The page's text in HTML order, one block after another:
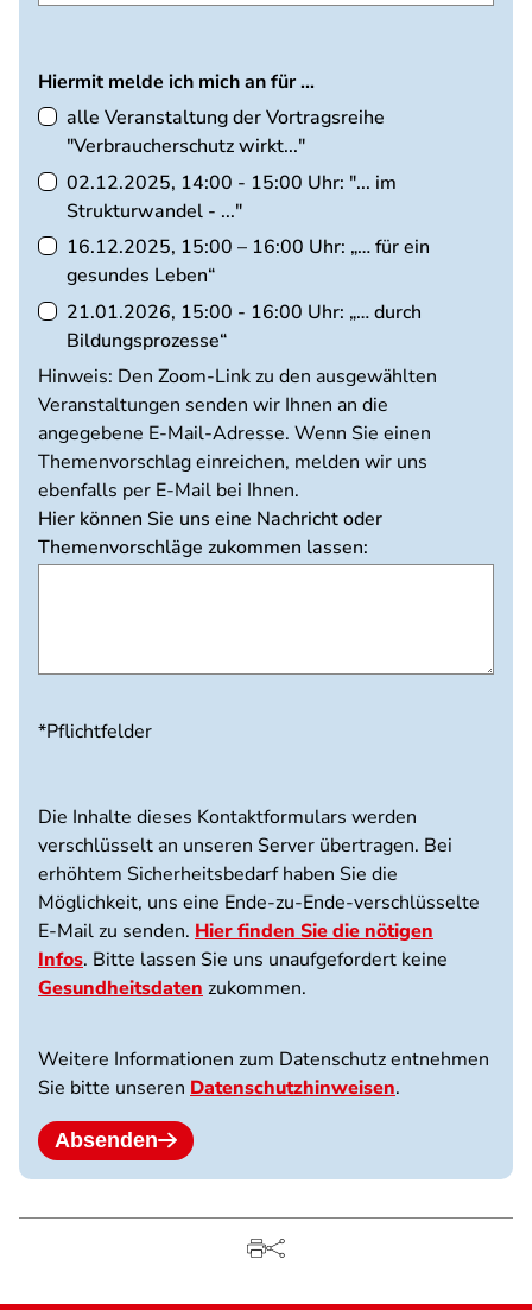
Hiermit melde ich mich an für ...
alle Veranstaltung der Vortragsreihe
"Verbraucherschutz wirkt..."
02.12.2025, 14:00 - 15:00 Uhr: "... im
Strukturwandel - ..."
16.12.2025, 15:00 – 16:00 Uhr: „… für ein
gesundes Leben“
21.01.2026, 15:00 - 16:00 Uhr: „… durch
Bildungsprozesse“
Hinweis: Den Zoom-Link zu den ausgewählten
Veranstaltungen senden wir Ihnen an die
angegebene E-Mail-Adresse. Wenn Sie einen
Themenvorschlag einreichen, melden wir uns
ebenfalls per E-Mail bei Ihnen.
Hier können Sie uns eine Nachricht oder
Themenvorschläge zukommen lassen:
*Pflichtfelder
Die Inhalte dieses Kontaktformulars werden
verschlüsselt an unseren Server übertragen. Bei
erhöhtem Sicherheitsbedarf haben Sie die
Möglichkeit, uns eine Ende-zu-Ende-verschlüsselte
E-Mail zu senden. Hier finden Sie die nötigen
Infos. Bitte lassen Sie uns unaufgefordert keine
Gesundheitsdaten zukommen.
Weitere Informationen zum Datenschutz entnehmen
Sie bitte unseren Datenschutzhinweisen.
Absenden